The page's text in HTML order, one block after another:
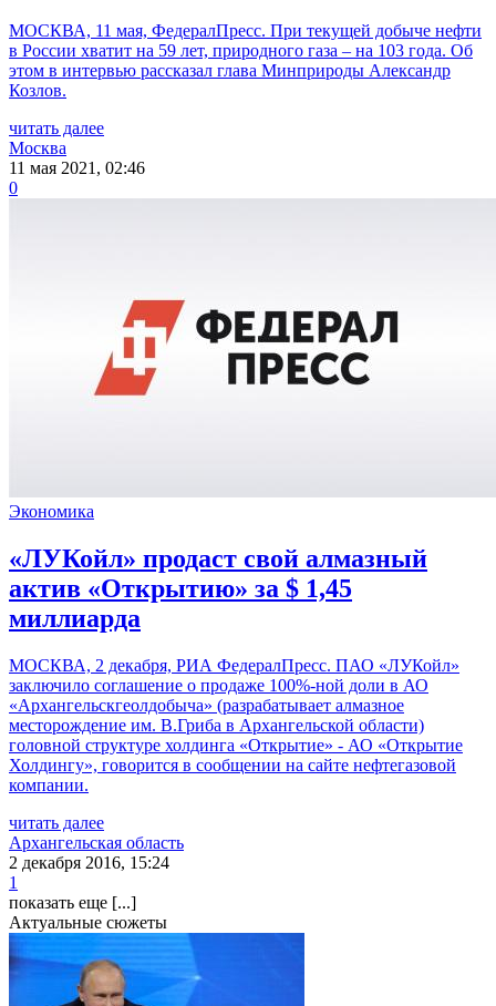
МОСКВА, 11 мая, ФедералПресс. При текущей добыче нефти
в России хватит на 59 лет, природного газа – на 103 года. Об
этом в интервью рассказал глава Минприроды Александр
Козлов.
читать далее
Москва
11 мая 2021, 02:46
0
Экономика
«ЛУКойл» продаст свой алмазный
актив «Открытию» за $ 1,45
миллиарда
МОСКВА, 2 декабря, РИА ФедералПресс. ПАО «ЛУКойл»
заключило соглашение о продаже 100%-ной доли в АО
«Архангельскгеолдобыча» (разрабатывает алмазное
месторождение им. В.Гриба в Архангельской области)
головной структуре холдинга «Открытие» - АО «Открытие
Холдингу», говорится в сообщении на сайте нефтегазовой
компании.
читать далее
Архангельская область
2 декабря 2016, 15:24
1
показать еще [...]
Актуальные сюжеты